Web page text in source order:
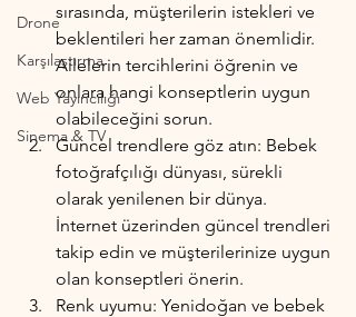
Drone
Karşılaştırma
Web Yayıncılığı
Sinema & TV
sırasında, müşterilerin istekleri ve
beklentileri her zaman önemlidir.
Ailelerin tercihlerini öğrenin ve
onlara hangi konseptlerin uygun
olabileceğini sorun.
Güncel trendlere göz atın: Bebek
fotoğrafçılığı dünyası, sürekli
olarak yenilenen bir dünya.
İnternet üzerinden güncel trendleri
takip edin ve müşterilerinize uygun
olan konseptleri önerin.
Renk uyumu: Yenidoğan ve bebek